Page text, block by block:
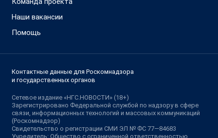
Наши вакансии
Помощь
Контактные данные для Роскомнадзора
и государственных органов
Сетевое издание «НГС.НОВОСТИ» (18+)
Зарегистрировано Федеральной службой по надзору в сфере
связи, информационных технологий и массовых коммуникаций
(Роскомнадзор)
Свидетельство о регистрации СМИ ЭЛ № ФС 77—84683
Учредитель: Общество с ограниченной ответственностью